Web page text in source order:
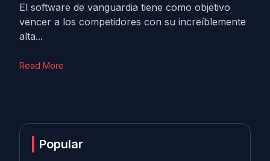
El software de vanguardia tiene como objetivo
vencer a los competidores con su increíblemente
alta...
Read More
Popular